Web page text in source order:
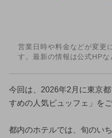
営業日時や料金などが変更
す。最新の情報は公式HPな
今回は、2026年2月に東京
すめの人気ビュッフェ」をご
都内のホテルでは、旬のい